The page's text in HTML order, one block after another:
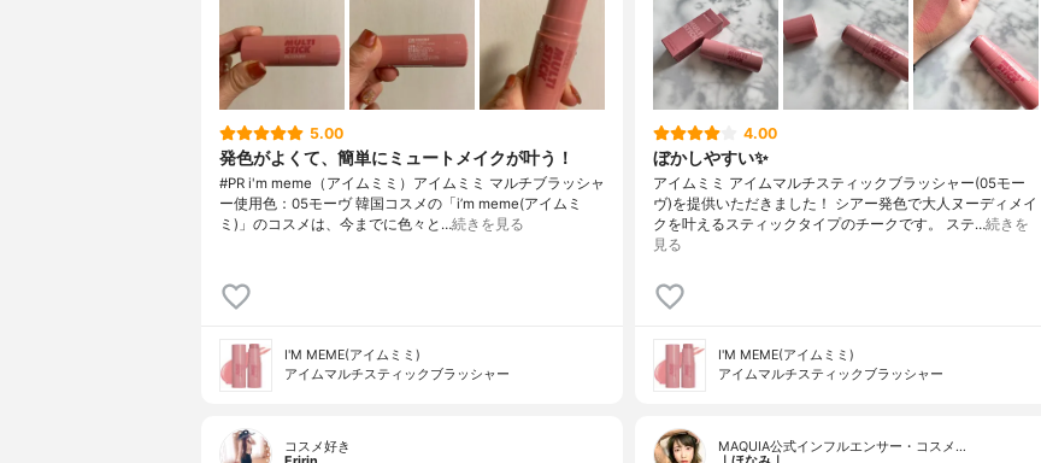
5.00
発色がよくて、簡単にミュートメイクが叶う！
#PR i'm meme（アイムミミ）アイムミミ マルチブラッシャ
ー使用色：05モーヴ 韓国コスメの「i’m meme(アイムミ
ミ)」のコスメは、今までに色々と…続きを見る
I'M MEME(アイムミミ)
アイムマルチスティックブラッシャー
4.00
ぼかしやすい✨
アイムミミ アイムマルチスティックブラッシャー(05モー
ヴ)を提供いただきました！ シアー発色で大人ヌーディメイ
クを叶えるスティックタイプのチークです。 ステ…続きを
見る
I'M MEME(アイムミミ)
アイムマルチスティックブラッシャー
コスメ好き
MAQUIA公式インフルエンサー・コスメ…